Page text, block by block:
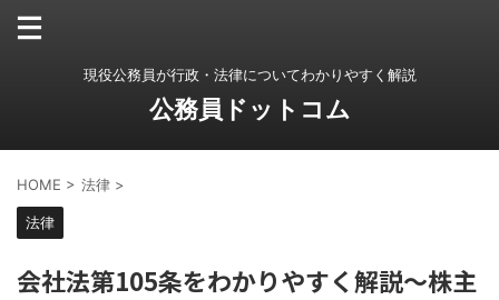
現役公務員が行政・法律についてわかりやすく解説
公務員ドットコム
HOME > 法律 >
法律
会社法第105条をわかりやすく解説〜株主